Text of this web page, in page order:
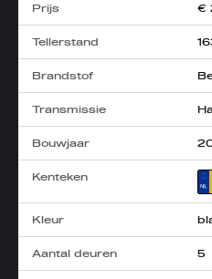
Prijs €
Tellerstand
Brandstof
Transmissie
Bouwjaar
Kenteken
Kleur
Aantal deuren 5